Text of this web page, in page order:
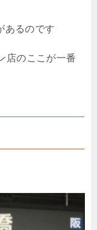
あるのです
店のここが一番